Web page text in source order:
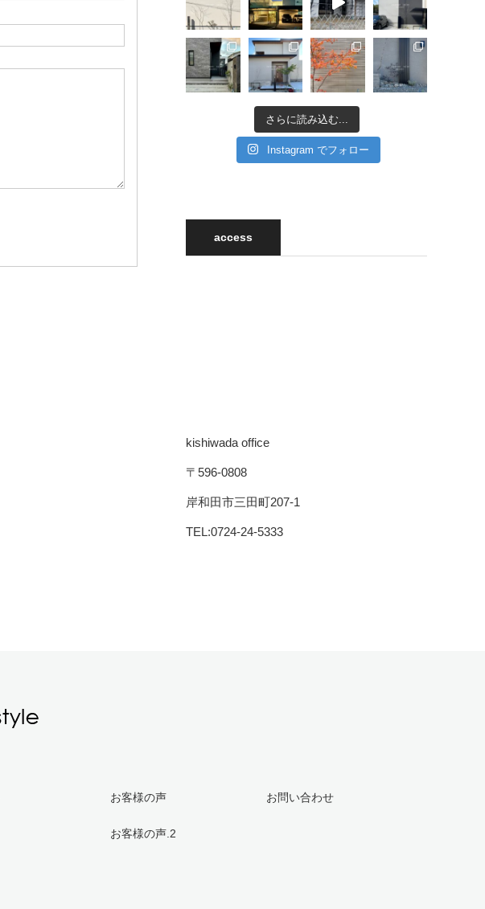
さらに読み込む...
Instagram でフォロー
access
kishiwada office
〒596-0808
岸和田市三田町207-1
TEL:0724-24-5333
お客様の声
お客様の声.2
お問い合わせ